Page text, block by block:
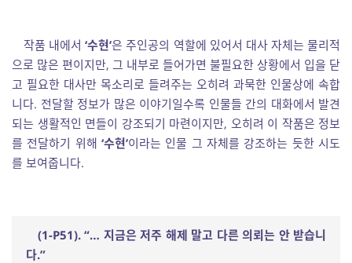
작품 내에서 ‘수현’은 주인공의 역할에 있어서 대사 자체는 물리적
으로 많은 편이지만, 그 내부로 들어가면 불필요한 상황에서 입을 닫
고 필요한 대사만 목소리로 들려주는 오히려 과묵한 인물상에 속합
니다. 전달할 정보가 많은 이야기일수록 인물들 간의 대화에서 발견
되는 생활적인 면들이 강조되기 마련이지만, 오히려 이 작품은 정보
를 전달하기 위해 ‘수현’이라는 인물 그 자체를 강조하는 듯한 시도
를 보여줍니다.
(1-P51). “… 지금은 저주 해제 말고 다른 의뢰는 안 받습니
다.”